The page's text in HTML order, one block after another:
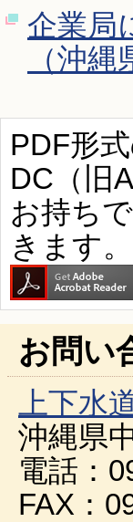
企業局
（沖
PDF形
DC（旧
お持ち
きます。
お問い
上下
沖縄県
電話：
FAX：